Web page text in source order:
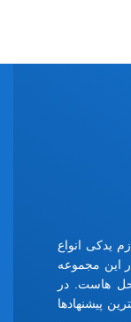
یدکی انواع
این مجموعه
حل هاست. در
پیشنهادها